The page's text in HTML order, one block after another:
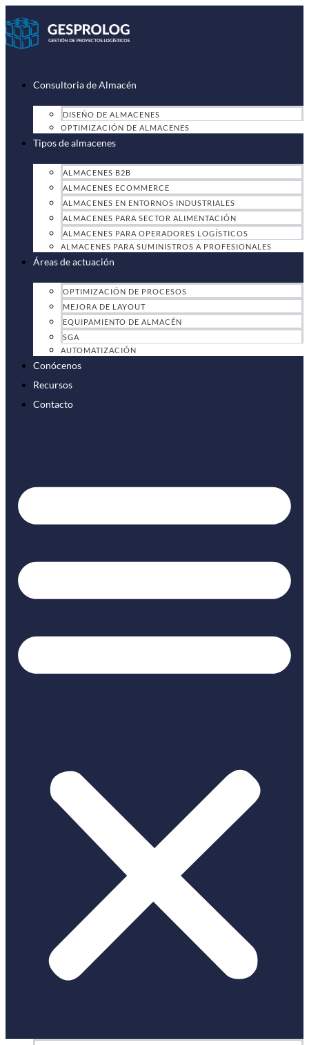
al
contenido
Consultoria de Almacén
DISEÑO DE ALMACENES
OPTIMIZACIÓN DE ALMACENES
Tipos de almacenes
ALMACENES B2B
ALMACENES ECOMMERCE
ALMACENES EN ENTORNOS INDUSTRIALES
ALMACENES PARA SECTOR ALIMENTACIÓN
ALMACENES PARA OPERADORES LOGÍSTICOS
ALMACENES PARA SUMINISTROS A PROFESIONALES
Áreas de actuación
OPTIMIZACIÓN DE PROCESOS
MEJORA DE LAYOUT
EQUIPAMIENTO DE ALMACÉN
SGA
AUTOMATIZACIÓN
Conócenos
Recursos
Contacto